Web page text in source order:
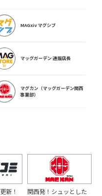
MAGxiv マグシブ
マッグガーデン 通販店長
マグカン（マッグガーデン関西
事業部）
新！
関西発！シュッとした